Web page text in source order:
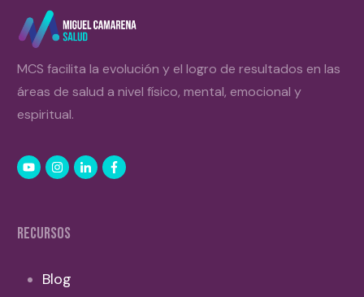
MCS facilita la evolución y el logro de resultados en las
áreas de salud a nivel físico, mental, emocional y
espiritual.
RECURSOS
Blog